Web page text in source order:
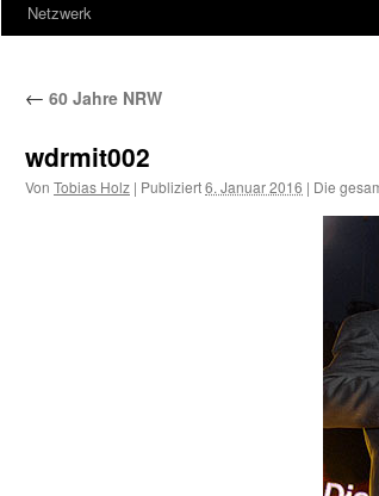
zumNetzwerk
← 60 Jahre NRW
wdrmit002
Von Tobias Holz | Publiziert6. Januar 2016 | Die